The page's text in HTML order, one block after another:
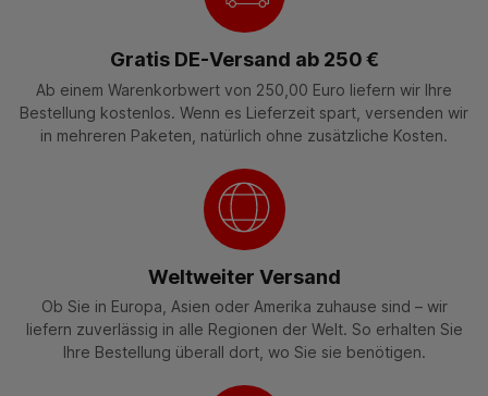
Gratis DE-Versand ab 250 €
Ab einem Warenkorbwert von 250,00 Euro liefern wir Ihre
Bestellung kostenlos. Wenn es Lieferzeit spart, versenden wir
in mehreren Paketen, natürlich ohne zusätzliche Kosten.
Weltweiter Versand
Ob Sie in Europa, Asien oder Amerika zuhause sind – wir
liefern zuverlässig in alle Regionen der Welt. So erhalten Sie
Ihre Bestellung überall dort, wo Sie sie benötigen.